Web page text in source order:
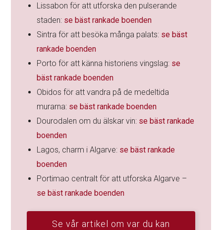
Lissabon för att utforska den pulserande
staden: se bäst rankade boenden
Sintra för att besöka många palats: se bäst
rankade boenden
Porto för att känna historiens vingslag: se
bäst rankade boenden
Obidos för att vandra på de medeltida
murarna: se bäst rankade boenden
Dourodalen om du älskar vin: se bäst rankade
boenden
Lagos, charm i Algarve: se bäst rankade
boenden
Portimao centralt för att utforska Algarve –
se bäst rankade boenden
Se vår artikel om var du kan